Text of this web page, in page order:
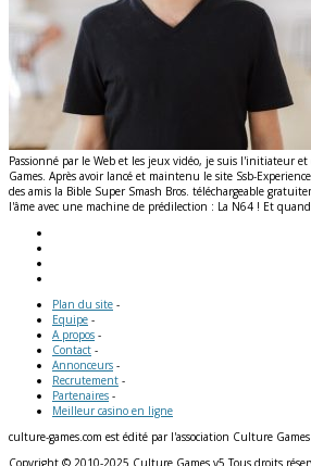
Passionné par le Web et les jeux vidéo, je suis l'initiateur
Games. Après avoir lancé et maintenu le site Ssb-
des amis la Bible Super Smash Bros. téléchargeable
l'âme avec une machine de prédilection : La N64 ! Et
Plan du site -
Equipe -
A propos -
Contact -
Annonceurs -
Recrutement -
Partenaires -
Meilleur casino en ligne
culture-games.com est édité par l'association Culture Games
Copyright © 2010-2025 Culture Games v5 Tous droits